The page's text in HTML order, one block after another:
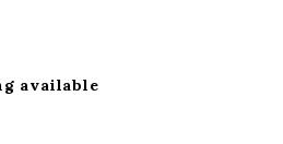
available